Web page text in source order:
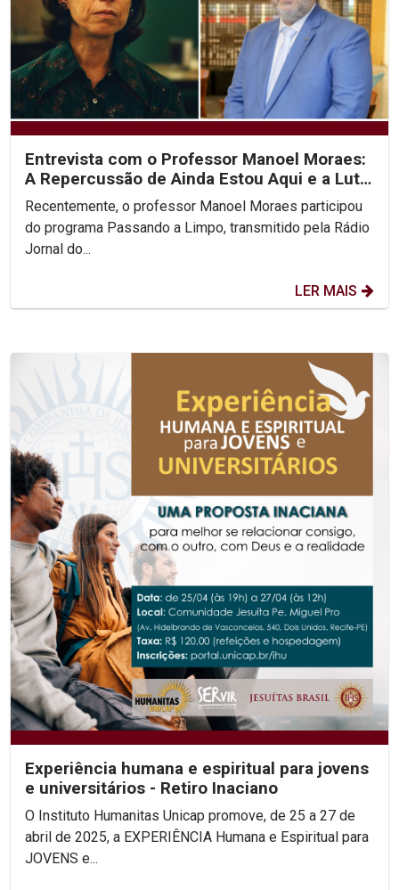
Entrevista com o Professor Manoel Moraes:
A Repercussão de Ainda Estou Aqui e a Luta
pelos...
Recentemente, o professor Manoel Moraes participou
do programa Passando a Limpo, transmitido pela Rádio
Jornal do...
LER MAIS
Experiência humana e espiritual para jovens
e universitários - Retiro Inaciano
O Instituto Humanitas Unicap promove, de 25 a 27 de
abril de 2025, a EXPERIÊNCIA Humana e Espiritual para
JOVENS e...